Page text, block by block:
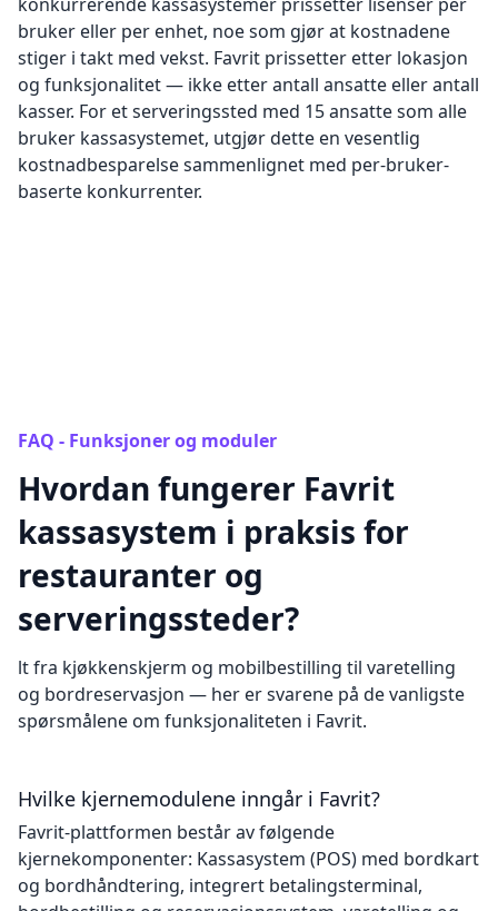
bruker eller per enhet, noe som gjør at kostnadene
stiger i takt med vekst. Favrit prissetter etter lokasjon
og funksjonalitet — ikke etter antall ansatte eller antall
kasser. For et serveringssted med 15 ansatte som alle
bruker kassasystemet, utgjør dette en vesentlig
kostnadbesparelse sammenlignet med per-bruker-
baserte konkurrenter.
FAQ - Funksjoner og moduler
Hvordan fungerer Favrit
kassasystem i praksis for
restauranter og
serveringssteder?
lt fra kjøkkenskjerm og mobilbestilling til varetelling
og bordreservasjon — her er svarene på de vanligste
spørsmålene om funksjonaliteten i Favrit.
Hvilke kjernemodulene inngår i Favrit?
Favrit-plattformen består av følgende
kjernekomponenter: Kassasystem (POS) med bordkart
og bordhåndtering, integrert betalingsterminal,